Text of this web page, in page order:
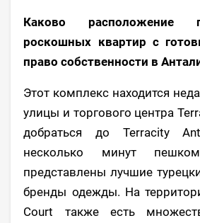
Каково расположение
роскошных квартир с
право собственности в
Этот комплекс находится
улицы и торгового центра
добраться до Terracity
несколько минут
представлены лучшие
бренды одежды. На
Court также есть